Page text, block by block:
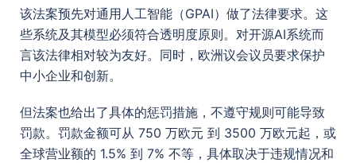
该法案预先对通用人工智能（GPAI）做了法律要求。这
些系统及其模型必须符合透明度原则。对开源AI系统而
言该法律相对较为友好。同时，欧洲议会议员要求保护
中小企业和创新。
但法案也给出了具体的惩罚措施，不遵守规则可能导致
罚款。罚款金额可从 750 万欧元 到 3500 万欧元起，或
全球营业额的 1.5% 到 7% 不等，具体取决于违规情况和